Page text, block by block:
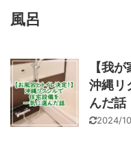
風呂
【我
沖縄リ
んだ話
2024/